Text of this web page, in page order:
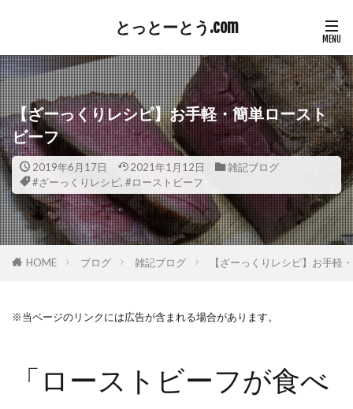
とっとーとう.com
【ざーっくりレシピ】お手軽・簡単ロースト
ビーフ
2019年6月17日 2021年1月12日
雑記ブログ
#ざーっくりレシピ, #ローストビーフ
HOME ブログ 雑記ブログ 【ざーっくりレシピ】お手軽
※当ページのリンクには広告が含まれる場合があります。
「ローストビーフが食べ